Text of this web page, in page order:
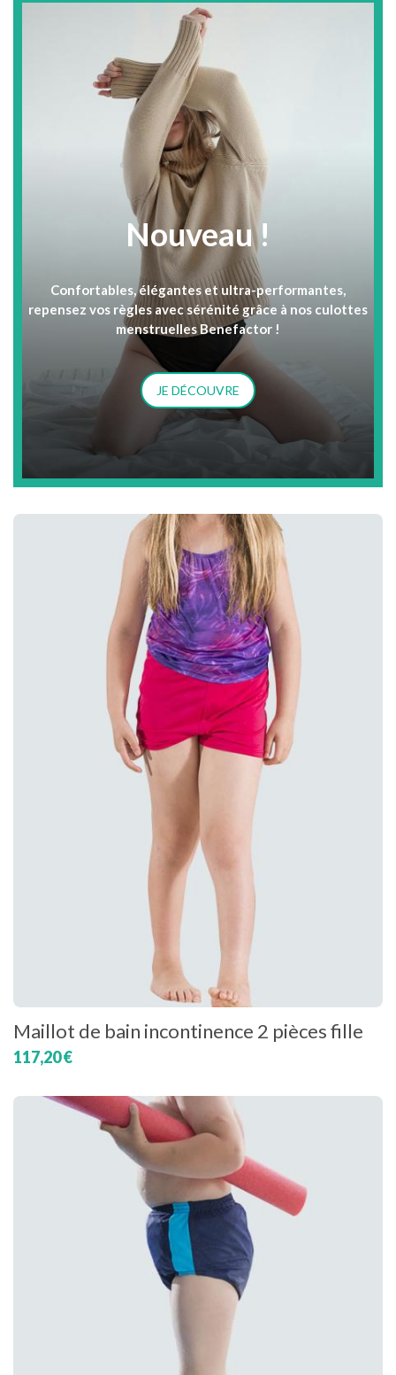
Nouveau !
Confortables, élégantes et ultra-performantes,
repensez vos règles avec sérénité grâce à nos culottes
menstruelles Benefactor !
JE DÉCOUVRE
Maillot de bain incontinence 2 pièces fille
117,20 €